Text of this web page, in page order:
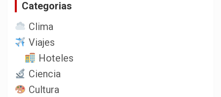
Categorias
Clima
Viajes
Hoteles
Ciencia
Cultura